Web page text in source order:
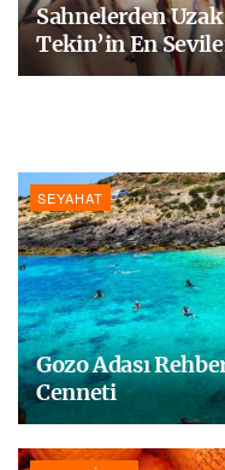
Sahnelerden
Tekin’in En
SEYAHAT
Gozo Adası
Cenneti